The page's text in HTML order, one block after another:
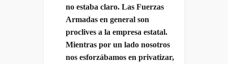
no estaba claro. Las Fuerzas
Armadas en general son
proclives a la empresa estatal.
Mientras por un lado nosotros
nos esforzábamos en privatizar,